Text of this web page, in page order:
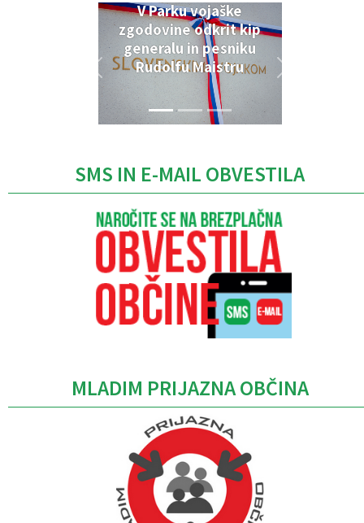
V Parku vojaške
zgodovine odkrit kip
generalu in pesniku
Rudolfu Maistru
SMS IN E-MAIL OBVESTILA
MLADIM PRIJAZNA OBČINA